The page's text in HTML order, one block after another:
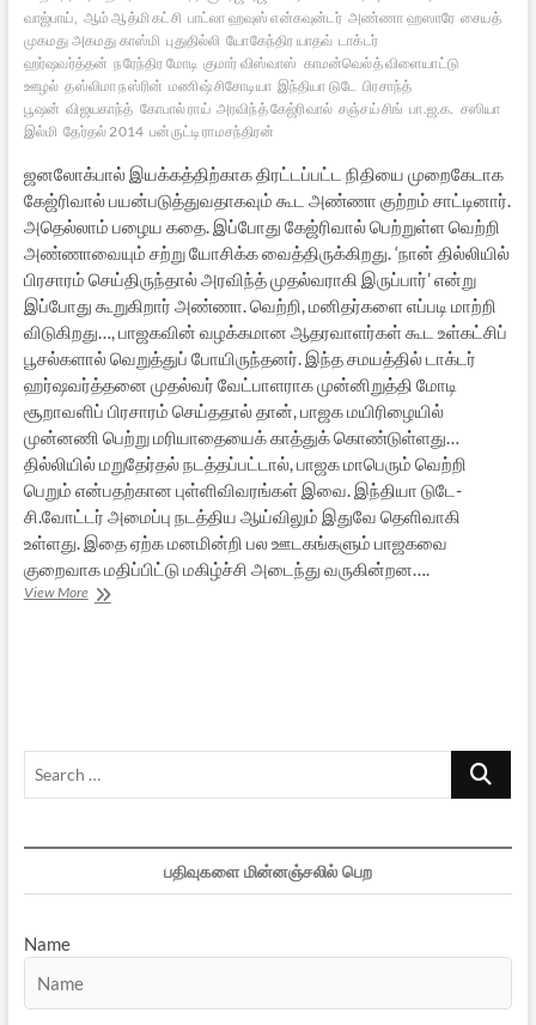
வாஜ்பாய், ஆம் ஆத்மி கட்சி பாட்லா ஹவுஸ் என்கவுன்டர் அண்ணா ஹஸாரே சையத்
முகமது அகமது காஸ்மி புதுதில்லி யோகேந்திர யாதவ் டாக்டர்
ஹர்ஷவர்த்தன் நரேந்திர மோடி குமார் விஸ்வாஸ் காமன்வெல்த் விளையாட்டு
ஊழல் தஸ்லிமா நஸ்ரின் மணிஷ் சிசோடியா இந்தியா டுடே
பிரசாந்த்
பூஷன் விஜயகாந்த் கோபால் ராய் அரவிந்த் கேஜ்ரிவால் சஞ்சய் சிங் பா.ஜ.க. சஸியா
இல்மி தேர்தல் 2014 பன்ருட்டி ராமசந்திரன்
ஜனலோக்பால் இயக்கத்திற்காக திரட்டப்பட்ட நிதியை முறைகேடாக
கேஜ்ரிவால் பயன்படுத்துவதாகவும் கூட அண்ணா குற்றம் சாட்டினார்.
அதெல்லாம் பழைய கதை. இப்போது கேஜ்ரிவால் பெற்றுள்ள வெற்றி
அண்ணாவையும் சற்று யோசிக்க வைத்திருக்கிறது. ‘நான் தில்லியில்
பிரசாரம் செய்திருந்தால் அரவிந்த் முதல்வராகி இருப்பார்’ என்று
இப்போது கூறுகிறார் அண்ணா. வெற்றி, மனிதர்களை எப்படி மாற்றி
விடுகிறது…, பாஜகவின் வழக்கமான ஆதரவாளர்கள் கூட உள்கட்சிப்
பூசல்களால் வெறுத்துப் போயிருந்தனர். இந்த சமயத்தில் டாக்டர்
ஹர்ஷவர்த்தனை முதல்வர் வேட்பாளராக முன்னிறுத்தி மோடி
சூறாவளிப் பிரசாரம் செய்ததால் தான், பாஜக மயிரிழையில்
முன்னணி பெற்று மரியாதையைக் காத்துக் கொண்டுள்ளது…
தில்லியில் மறுதேர்தல் நடத்தப்பட்டால், பாஜக மாபெரும் வெற்றி
பெறும் என்பதற்கான புள்ளிவிவரங்கள் இவை. இந்தியா டுடே-
சி.வோட்டர் அமைப்பு நடத்திய ஆய்விலும் இதுவே தெளிவாகி
உள்ளது. இதை ஏற்க மனமின்றி பல ஊடகங்களும் பாஜகவை
குறைவாக மதிப்பிட்டு மகிழ்ச்சி அடைந்து வருகின்றன….
View Moreஆம்
Search
பதிவுகளை மின்னஞ்சலில் பெற
Name